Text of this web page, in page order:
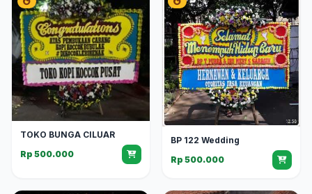
TOKO BUNGA CILUAR
Rp 500.000
BP 122 Wedding
Rp 500.000